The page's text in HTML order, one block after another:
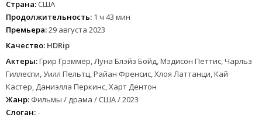
Страна: США
Продолжительность: 1 ч 43 мин
Премьера:29 августа 2023
Качество: HDRip
Актеры:Грир Грэммер, Луна Блэйз Бойд, Мэдисон Петтис, Чарльз
Гиллеспи, Уилл Пельтц, Райан Френсис, Хлоя Латтанци, Кай
Кастер, Даниэлла Перкинс, Харт Дентон
Жанр: Фильмы / драма / США / 2023
Слоган:-